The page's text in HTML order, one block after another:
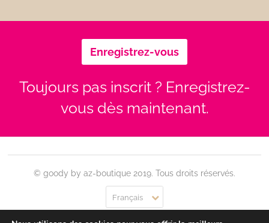
Enregistrez-vous
Toujours pas inscrit ? Enregistrez-
vous dès maintenant.
© goody by az-boutique 2019. Tous droits réservés.
Français